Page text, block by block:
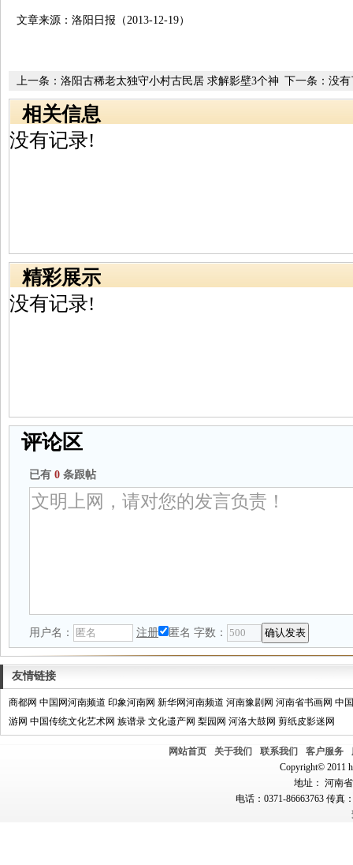
文章来源：洛阳日报（2013-12-19）
下一条：没有
上一条： 洛阳古稀老太独守小村古民居 求解影壁3个神
秘大字
相关信息
没有记录!
精彩展示
没有记录!
评论区
已有 0 条跟帖
用户名： 注册 匿名 字数：
友情链接
商都网 中国网河南频道 印象河南网 新华网河南频道 河南豫剧网 河南省书画网 中
游网 中国传统文化艺术网 族谱录 文化遗产网 梨园网 河洛大鼓网 剪纸皮影迷网
网站首页 关于我们 联系我们 客户服务
Copyright© 2011
地址： 河南
电话：0371-86663763 传真